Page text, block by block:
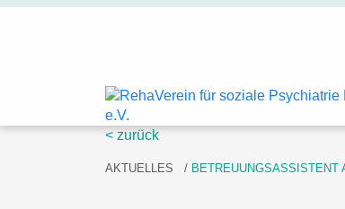
< zurück
AKTUELLES BETREUUNGSASSISTENT